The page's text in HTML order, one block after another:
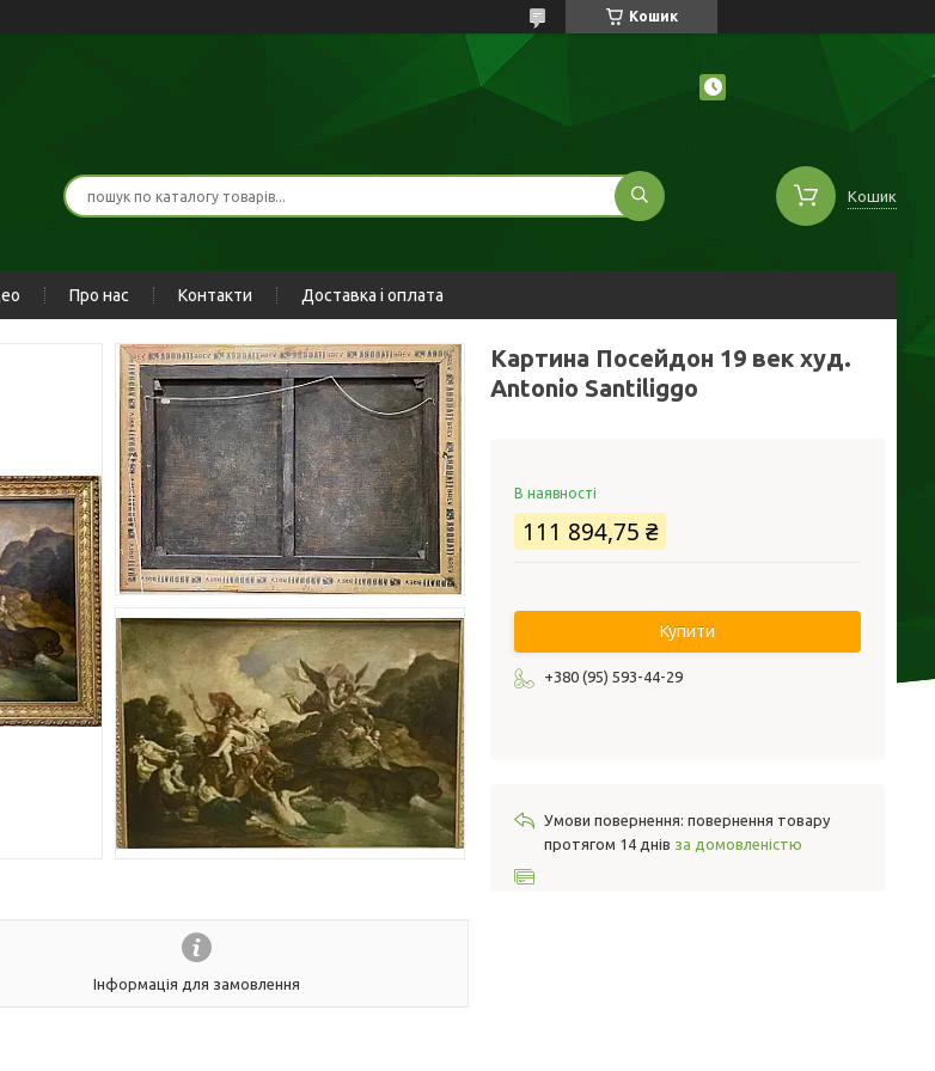
Кошик
Кошик
Про нас Контакти Доставка і оплата
Інформація для замовлення
Картина Посейдон 19 век худ.
Antonio Santiliggo
В наявності
111 894,75 ₴
Купити
+380 (95) 593-44-29
повернення товару
протягом 14 днів за домовленістю